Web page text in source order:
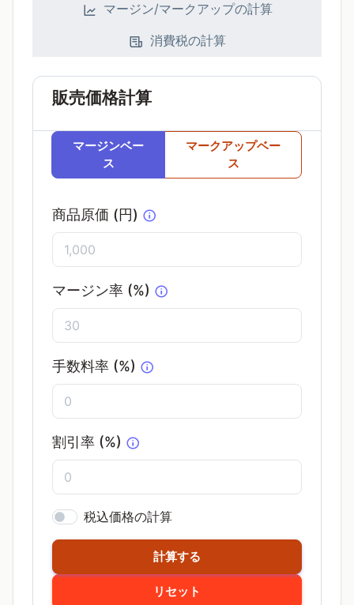
マージン/マークアップの計算
消費税の計算
販売価格計算
マージンベー
ス
マークアップベー
ス
商品原価 (円)
マージン率 (%)
手数料率 (%)
割引率 (%)
税込価格の計算
リセット
計算する